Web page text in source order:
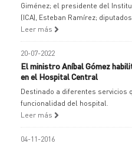
Giménez; el presidente del
(ICA), Esteban Ramírez; diputados
Leer más
20-07-2022
El ministro Aníbal Gómez
en el Hospital Central
Destinado a diferentes servicios
funcionalidad del hospital.
Leer más
04-11-2016